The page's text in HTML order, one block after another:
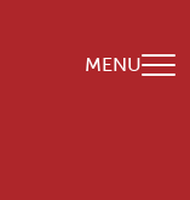
MENU